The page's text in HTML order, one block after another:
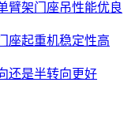
臂架门座吊性能优良
座起重机稳定性高
还是半转向更好